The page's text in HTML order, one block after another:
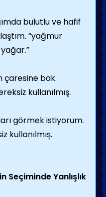
bulutlu ve hafif
“yağmur
çaresine bak.
kullanılmış.
görmek istiyorum.
kullanılmış.
Seçiminde Yanlışlık